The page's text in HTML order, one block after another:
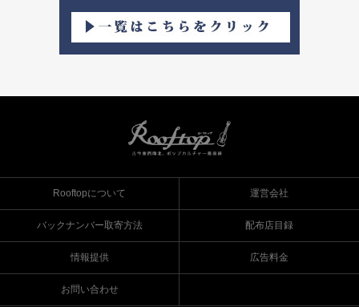
Rooftopについて 運営会社
バックナンバー取寄方法 配布店目録
情報提供 広告料金
お問い合わせ